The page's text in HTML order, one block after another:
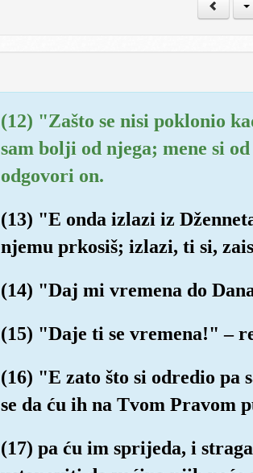
(12) "Zašto se nisi poklonio
sam bolji od njega; mene si
odgovori on.
(13) "E onda izlazi iz
njemu prkosiš; izlazi, ti si,
(14) "Daj mi vremena do
(15) "Daje ti se vremena!" –
(16) "E zato što si odredio pa
se da ću ih na Tvom Pravom
(17) pa ću im sprijeda, i